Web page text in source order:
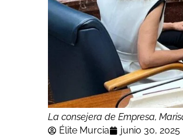
La consejera de Empresa,
Élite Murcia
junio 30, 2025